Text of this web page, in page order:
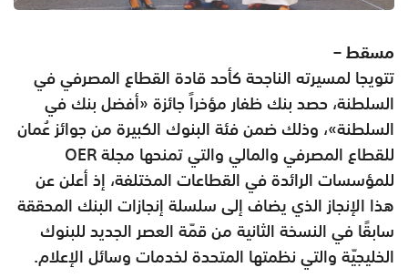
مسقط –
تتويجا لمسيرته الناجحة كأحد قادة القطاع المصرفي في
السلطنة، حصد بنك ظفار مؤخراً جائزة «أفضل بنك في
السلطنة»، وذلك ضمن فئة البنوك الكبيرة من جوائز عُمان
للقطاع المصرفي والمالي والتي تمنحها مجلة OER
للمؤسسات الرائدة في القطاعات المختلفة، إذ أعلن عن
هذا الإنجاز الذي يضاف إلى سلسلة إنجازات البنك المحققة
سابقًا في النسخة الثانية من قمّة العصر الجديد للبنوك
الخليجيّة والتي نظمتها المتحدة لخدمات وسائل الإعلام.